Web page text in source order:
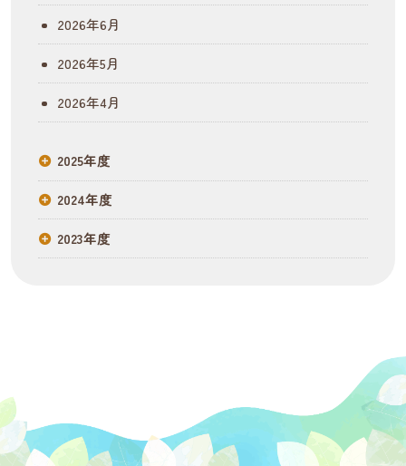
2026年6月
2026年5月
2026年4月
2025年度
2024年度
2023年度